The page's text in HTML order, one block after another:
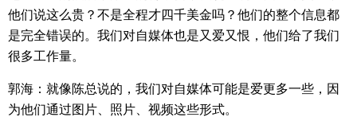
他们说这么贵？不是全程才四千美金吗？他们的整个信息都
是完全错误的。我们对自媒体也是又爱又恨，他们给了我们
很多工作量。
郭海：就像陈总说的，我们对自媒体可能是爱更多一些，因
为他们通过图片、照片、视频这些形式。